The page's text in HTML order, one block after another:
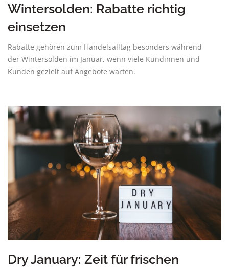
Wintersolden: Rabatte richtig
einsetzen
Rabatte gehören zum Handelsalltag besonders während
der Wintersolden im Januar, wenn viele Kundinnen und
Kunden gezielt auf Angebote warten.
Dry January: Zeit für frischen